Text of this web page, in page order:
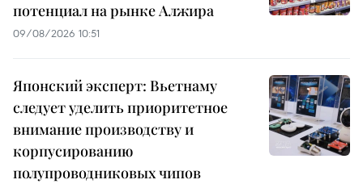
потенциал на рынке Алжира
09/08/2026 10:51
Японский эксперт: Вьетнаму
следует уделить приоритетное
внимание производству и
корпусированию
полупроводниковых чипов